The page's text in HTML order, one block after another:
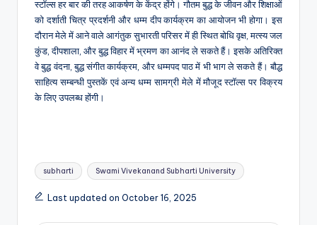
स्टॉल्स हर बार की तरह आकर्षण के केंद्र होंगे। गौतम बुद्ध के जीवन और शिक्षाओं
को दर्शाती चित्र प्रदर्शनी और धम्म दीप कार्यक्रम का आयोजन भी होगा। इस
दौरान मेले में आने वाले आगंतुक सुभारती परिसर में ही स्थित बोधि वृक्ष, मत्स्य जल
कुंड, दीपशाला, और बुद्ध विहार में भ्रमण का आनंद ले सकते हैं। इसके अतिरिक्त
वे बुद्ध वंदना, बुद्ध संगीत कार्यक्रम, और धम्मपद पाठ में भी भाग ले सकते हैं। बौद्ध
साहित्य सम्बन्धी पुस्तकें एवं अन्य धम्म सामग्री मेले में मौजूद स्टॉल्स पर विक्रय
के लिए उपलब्ध होंगी।
Tags:
subharti Swami Vivekanand Subharti University
Last updated on October 16, 2025